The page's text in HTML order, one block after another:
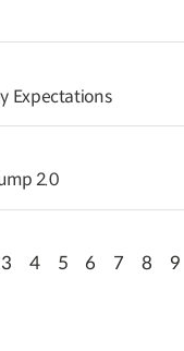
Expectations
2.0
3 4 5 6 7 8 9